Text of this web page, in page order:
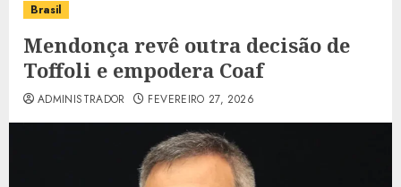
Brasil
Mendonça revê outra decisão de
Toffoli e empodera Coaf
ADMINISTRADOR FEVEREIRO 27, 2026